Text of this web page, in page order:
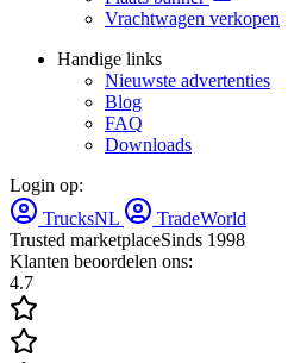
Vrachtwagen verkopen
Handige links
Nieuwste advertenties
Blog
FAQ
Downloads
Login op:
TrucksNL
TradeWorld
Trusted marketplaceSinds 1998
Klanten beoordelen ons:
4.7